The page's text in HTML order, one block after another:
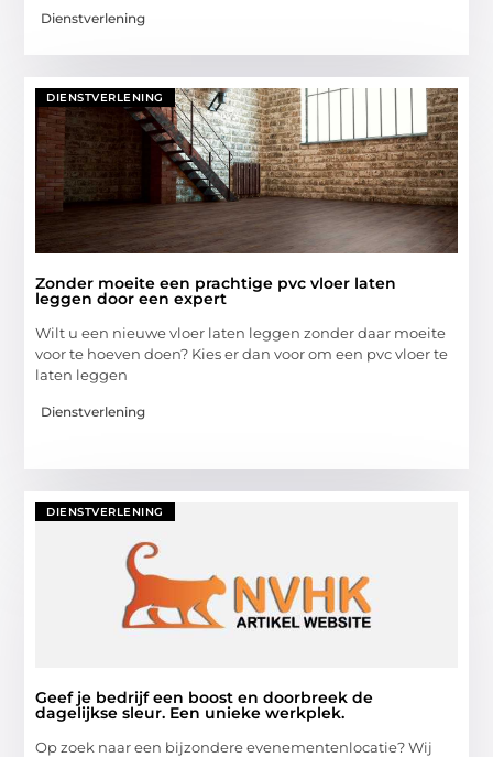
Dienstverlening
DIENSTVERLENING
Zonder moeite een prachtige pvc vloer laten
leggen door een expert
Wilt u een nieuwe vloer laten leggen zonder daar moeite
voor te hoeven doen? Kies er dan voor om een pvc vloer te
laten leggen
Dienstverlening
DIENSTVERLENING
Geef je bedrijf een boost en doorbreek de
dagelijkse sleur. Een unieke werkplek.
Op zoek naar een bijzondere evenementenlocatie? Wij